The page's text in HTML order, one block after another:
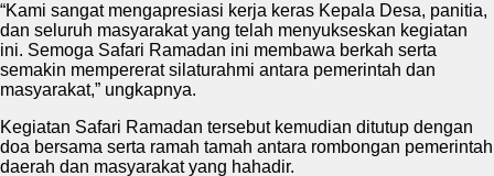
“Kami sangat mengapresiasi kerja keras Kepala Desa, panitia,
dan seluruh masyarakat yang telah menyukseskan kegiatan
ini. Semoga Safari Ramadan ini membawa berkah serta
semakin mempererat silaturahmi antara pemerintah dan
masyarakat,” ungkapnya.
Kegiatan Safari Ramadan tersebut kemudian ditutup dengan
doa bersama serta ramah tamah antara rombongan pemerintah
daerah dan masyarakat yang hahadir.